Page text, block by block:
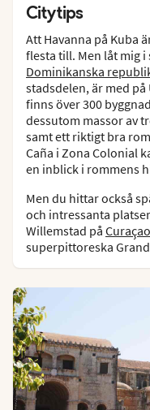
Citytips
Att Havanna på Kuba
flesta till. Men låt mig
Dominikanska
stadsdelen, är med på
finns över 300
dessutom massor av
samt ett riktigt bra
Caña i Zona Colonial
en inblick i rommens
Men du hittar också
och intressanta
Willemstad på Curaçao
superpittoreska